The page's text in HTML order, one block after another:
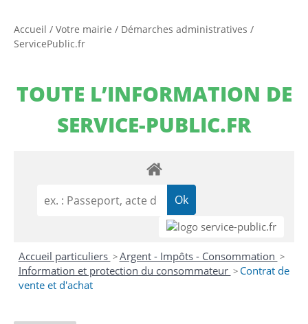
Accueil / Votre mairie / Démarches administratives /
ServicePublic.fr
TOUTE L’INFORMATION DE
SERVICE-PUBLIC.FR
Accueil particuliers >Argent - Impôts - Consommation >
Information et protection du consommateur > Contrat de
vente et d'achat